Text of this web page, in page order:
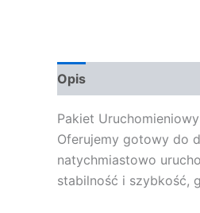
Opis
Pakiet
Oferujemy gotowy do
natychmiastowo
stabilność i szybkość,